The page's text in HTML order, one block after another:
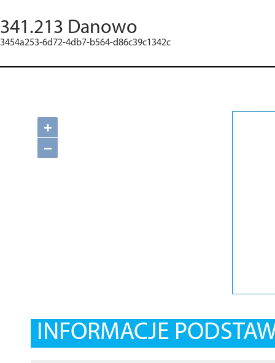
341.213 Danowo
3454a253-6d72-4db7-b564-d86c39c1342c
+
−
INFORMACJE